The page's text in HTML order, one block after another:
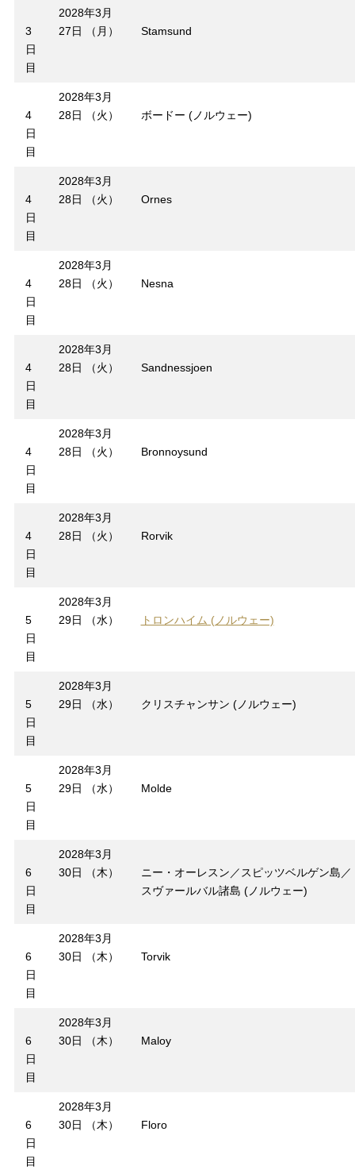
3
日
目
2028年3月
27日 （月）
Stamsund
4
日
目
2028年3月
28日 （火）
ボードー (ノルウェー)
4
日
目
2028年3月
28日 （火）
Ornes
4
日
目
2028年3月
28日 （火）
Nesna
4
日
目
2028年3月
28日 （火）
Sandnessjoen
4
日
目
2028年3月
28日 （火）
Bronnoysund
4
日
目
2028年3月
28日 （火）
Rorvik
5
日
目
2028年3月
29日 （水）
トロンハイム (ノルウェー)
5
日
目
2028年3月
29日 （水）
クリスチャンサン (ノルウェー)
5
日
目
2028年3月
29日 （水）
Molde
6
日
目
2028年3月
30日 （木）
ニー・オーレスン／スピッツベルゲン島／
スヴァールバル諸島 (ノルウェー)
6
日
目
2028年3月
30日 （木）
Torvik
6
日
目
2028年3月
30日 （木）
Maloy
6
日
目
2028年3月
30日 （木）
Floro